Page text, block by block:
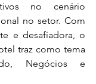
no cenário
no setor. Com
e desafiadora, o
traz como tema
Negócios e